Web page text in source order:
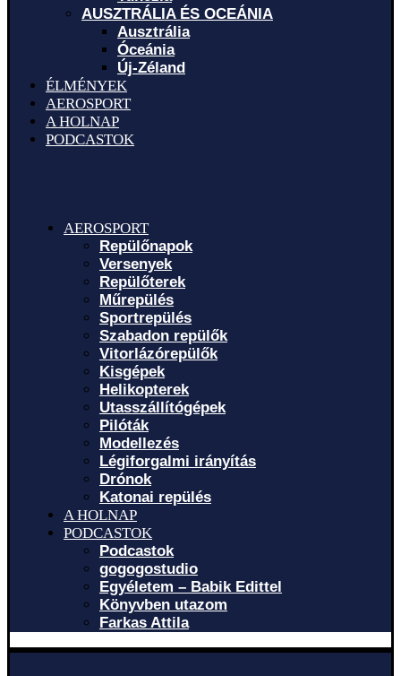
AUSZTRÁLIA ÉS OCEÁNIA
Ausztrália
Óceánia
Új-Zéland
ÉLMÉNYEK
AEROSPORT
A HOLNAP
PODCASTOK
AEROSPORT
Repülőnapok
Versenyek
Repülőterek
Műrepülés
Sportrepülés
Szabadon repülők
Vitorlázórepülők
Kisgépek
Helikopterek
Utasszállítógépek
Pilóták
Modellezés
Légiforgalmi irányítás
Drónok
Katonai repülés
A HOLNAP
PODCASTOK
Podcastok
gogogostudio
Egyéletem – Babik Edittel
Könyvben utazom
Farkas Attila